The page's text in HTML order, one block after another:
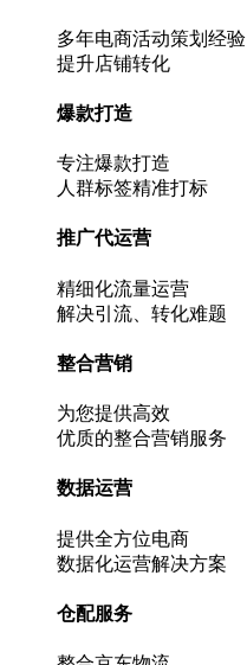
多年电商活动策划经验
提升店铺转化
爆款打造
专注爆款打造
人群标签精准打标
推广代运营
精细化流量运营
解决引流、转化难题
整合营销
为您提供高效
优质的整合营销服务
数据运营
提供全方位电商
数据化运营解决方案
仓配服务